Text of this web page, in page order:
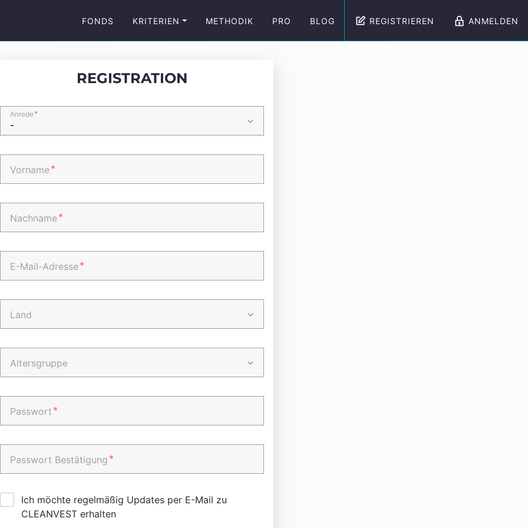
FONDS KRITERIEN METHODIK PRO BLOG REGISTRIEREN ANMELDEN
REGISTRATION
Anrede*
Vorname*
Nachname*
E-Mail-Adresse*
Land
Altersgruppe
Passwort *
Passwort Bestätigung *
Ich möchte regelmäßig Updates per E-Mail zu
CLEANVEST erhalten